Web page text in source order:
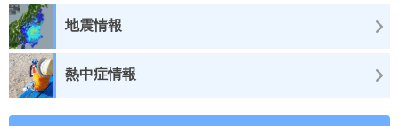
地震情報
熱中症情報